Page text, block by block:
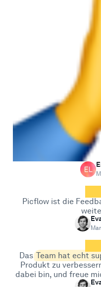
Kundenstimmen
Hilfe-Center
Picflow ist die
DasTeam hat echt
Produkt zu
dabei bin, und freue